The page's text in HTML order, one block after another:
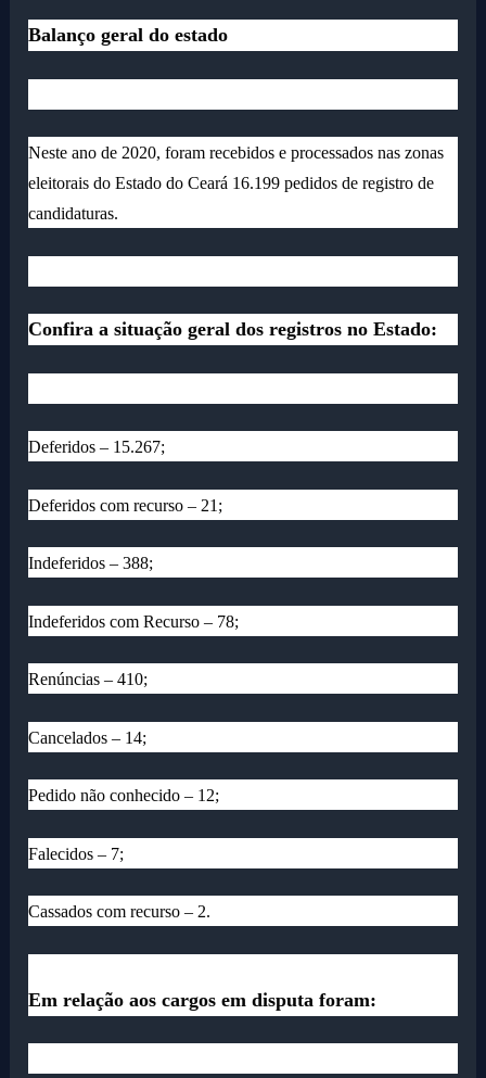
Balanço geral do estado
Neste ano de 2020, foram recebidos e processados nas zonas
eleitorais do Estado do Ceará 16.199 pedidos de registro de
candidaturas.
Confira a situação geral dos registros no Estado:
Deferidos – 15.267;
Deferidos com recurso – 21;
Indeferidos – 388;
Indeferidos com Recurso – 78;
Renúncias – 410;
Cancelados – 14;
Pedido não conhecido – 12;
Falecidos – 7;
Cassados com recurso – 2.
Em relação aos cargos em disputa foram: